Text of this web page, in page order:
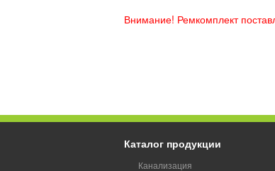
Внимание! Ремкомплект
Каталог продукции
Канализация